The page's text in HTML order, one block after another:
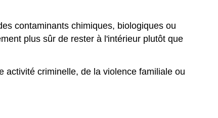
contaminants chimiques, biologiques ou
plus sûr de rester à l'intérieur plutôt que
activité criminelle, de la violence familiale ou